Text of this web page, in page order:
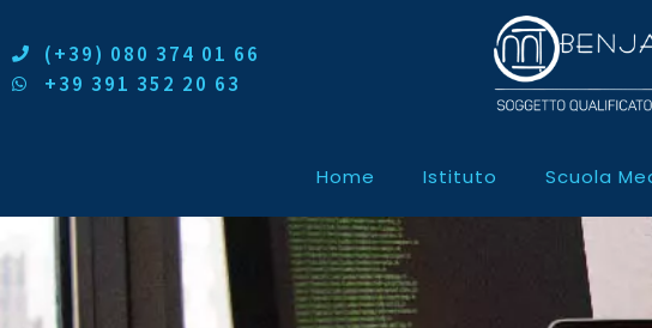
(+39) 080 374 01 66
+39 391 352 20 63
Home Istituto Scuola